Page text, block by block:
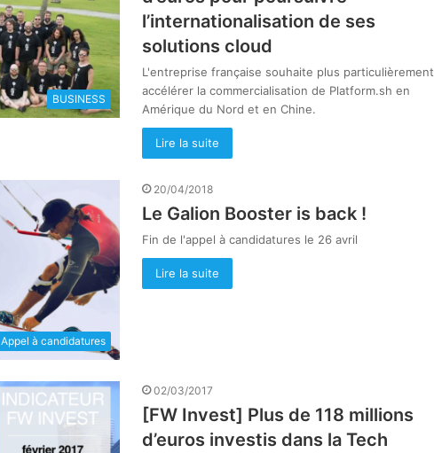
BUSINESS
l’internationalisation de ses
solutions cloud
L'entreprise française souhaite plus particulièrement
accélérer la commercialisation de Platform.sh en
Amérique du Nord et en Chine.
Lire la suite
Appel à candidatures
20/04/2018
Le Galion Booster is back !
Fin de l'appel à candidatures le 26 avril
Lire la suite
02/03/2017
[FW Invest] Plus de 118 millions
d’euros investis dans la Tech